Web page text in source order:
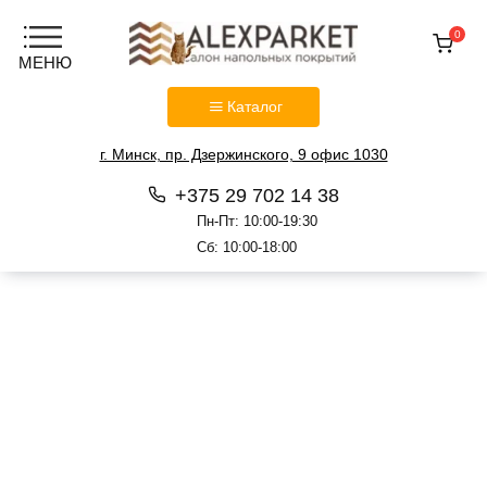
Каталог
г. Минск, пр. Дзержинского, 9 офис 1030
+375 29 702 14 38
Пн-Пт: 10:00-19:30
Сб: 10:00-18:00
0